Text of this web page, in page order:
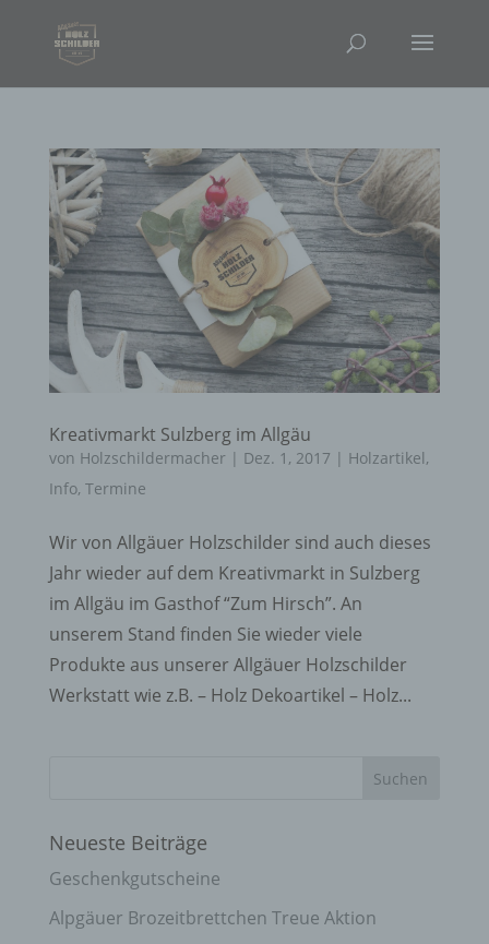
Kreativmarkt Sulzberg im Allgäu
von Holzschildermacher | Dez. 1, 2017 | Holzartikel,
Info, Termine
Wir von Allgäuer Holzschilder sind auch dieses
Jahr wieder auf dem Kreativmarkt in Sulzberg
im Allgäu im Gasthof “Zum Hirsch”. An
unserem Stand finden Sie wieder viele
Produkte aus unserer Allgäuer Holzschilder
Werkstatt wie z.B. – Holz Dekoartikel – Holz...
Neueste Beiträge
Geschenkgutscheine
Alpgäuer Brozeitbrettchen Treue Aktion